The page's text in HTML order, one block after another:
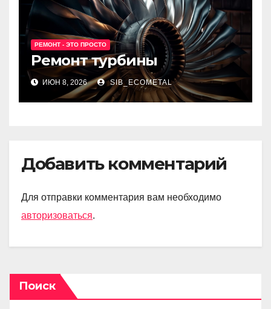
РЕМОНТ - ЭТО ПРОСТО
Ремонт турбины
ИЮН 8, 2026 SIB_ECOMETAL
Добавить комментарий
Для отправки комментария вам необходимо
авторизоваться.
Поиск